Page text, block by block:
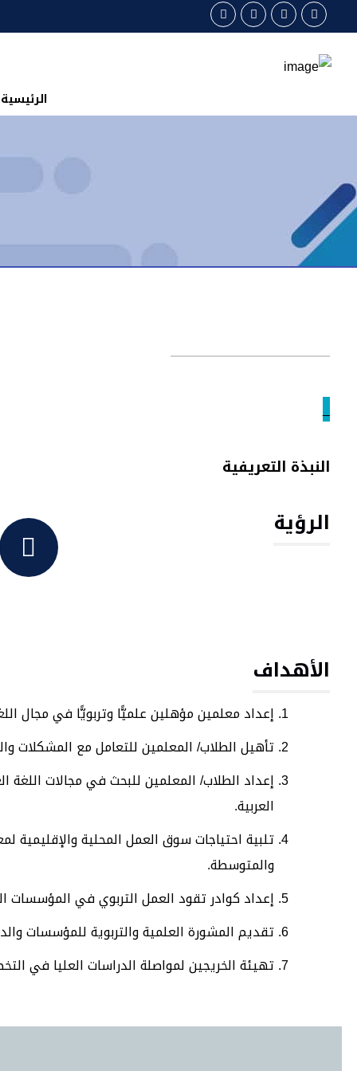
الرئيسية
_
النبذة التعريفية
الرؤية
الأهداف
إعداد معلمين مؤهلين علميًّا وتربويًّا في مجال
تأهيل الطلاب/ المعلمين للتعامل مع المشكلات
إعداد الطلاب/ المعلمين للبحث في مجالات اللغة
العربية.
تلبية احتياجات سوق العمل المحلية والإقليمية
والمتوسطة.
إعداد كوادر تقود العمل التربوي في المؤسسات
تقديم المشورة العلمية والتربوية للمؤسسات
تهيئة الخريجين لمواصلة الدراسات العليا في